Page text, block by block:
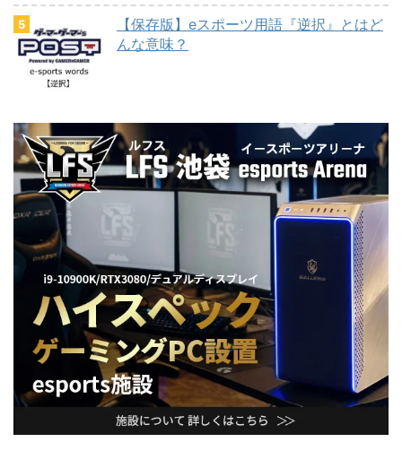
【保存版】eスポーツ用語『逆択』とはど
んな意味？